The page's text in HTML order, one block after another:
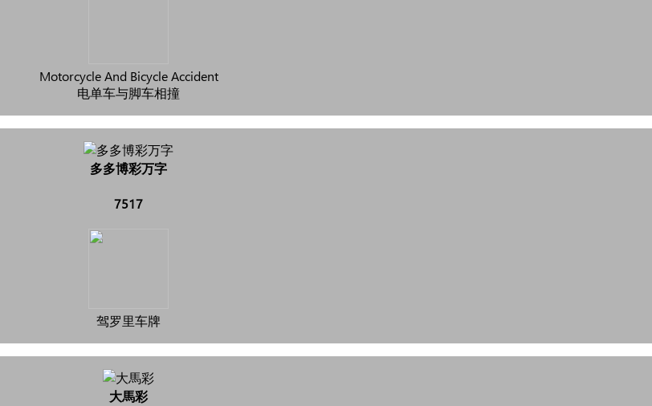
Motorcycle And Bicycle Accident
电单车与脚车相撞
多多博彩万字
7517
驾罗里车牌
大馬彩